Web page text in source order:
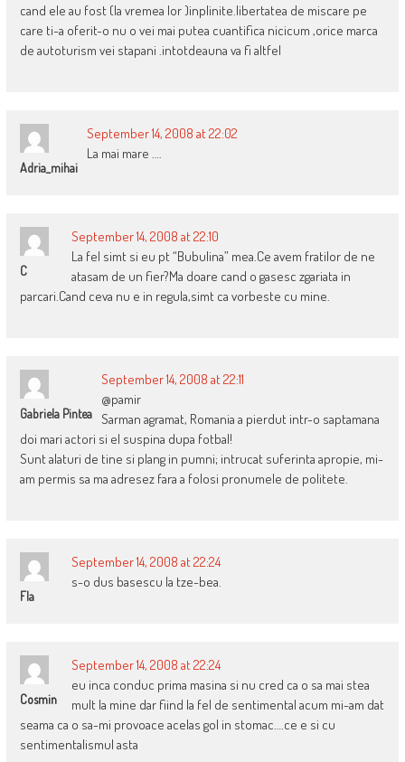
cand ele au fost (la vremea lor )inplinite.libertatea de miscare pe
care ti-a oferit-o nu o vei mai putea cuantifica nicicum ,orice marca
de autoturism vei stapani .intotdeauna va fi altfel
Adria_mihai
September 14, 2008 at 22:02
La mai mare ….
C
September 14, 2008 at 22:10
La fel simt si eu pt “Bubulina” mea.Ce avem fratilor de ne
atasam de un fier?Ma doare cand o gasesc zgariata in
parcari.Cand ceva nu e in regula,simt ca vorbeste cu mine.
Gabriela Pintea
September 14, 2008 at 22:11
@pamir
Sarman agramat, Romania a pierdut intr-o saptamana
doi mari actori si el suspina dupa fotbal!
Sunt alaturi de tine si plang in pumni; intrucat suferinta apropie, mi-
am permis sa ma adresez fara a folosi pronumele de politete.
Fla
September 14, 2008 at 22:24
s-o dus basescu la tze-bea.
Cosmin
September 14, 2008 at 22:24
eu inca conduc prima masina si nu cred ca o sa mai stea
mult la mine dar fiind la fel de sentimental acum mi-am dat
seama ca o sa-mi provoace acelas gol in stomac….ce e si cu
sentimentalismul asta